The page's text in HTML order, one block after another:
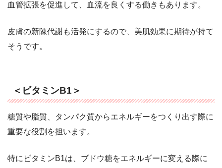
血管拡張を促進して、血流を良くする働きもあります。
皮膚の新陳代謝も活発にするので、美肌効果に期待が持て
そうです。
＜ビタミンB1＞
糖質や脂質、タンパク質からエネルギーをつくり出す際に
重要な役割を担います。
特にビタミンB1は、ブドウ糖をエネルギーに変える際に